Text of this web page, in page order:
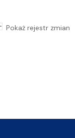
Pokaż rejestr zmian